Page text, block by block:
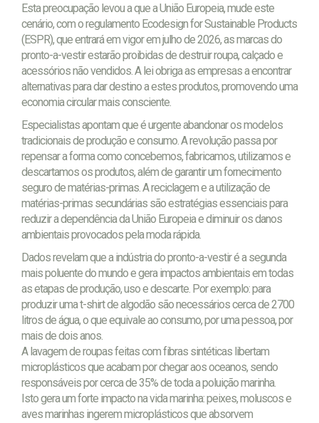
Esta preocupação levou a que a União Europeia, mude este
cenário, com o regulamento Ecodesign for Sustainable Products
(ESPR), que entrará em vigor em julho de 2026, as marcas do
pronto-a-vestir estarão proibidas de destruir roupa, calçado e
acessórios não vendidos. A lei obriga as empresas a encontrar
alternativas para dar destino a estes produtos, promovendo uma
economia circular mais consciente.
Especialistas apontam que é urgente abandonar os modelos
tradicionais de produção e consumo. A revolução passa por
repensar a forma como concebemos, fabricamos, utilizamos e
descartamos os produtos, além de garantir um fornecimento
seguro de matérias-primas. A reciclagem e a utilização de
matérias-primas secundárias são estratégias essenciais para
reduzir a dependência da União Europeia e diminuir os danos
ambientais provocados pela moda rápida.
Dados revelam que a indústria do pronto-a-vestir é a segunda
mais poluente do mundo e gera impactos ambientais em todas
as etapas de produção, uso e descarte. Por exemplo: para
produzir uma t-shirt de algodão são necessários cerca de 2700
litros de água, o que equivale ao consumo, por uma pessoa, por
mais de dois anos.
A lavagem de roupas feitas com fibras sintéticas libertam
microplásticos que acabam por chegar aos oceanos, sendo
responsáveis por cerca de 35% de toda a poluição marinha.
Isto gera um forte impacto na vida marinha: peixes, moluscos e
aves marinhas ingerem microplásticos que absorvem